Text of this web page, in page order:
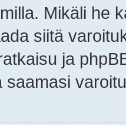
Mikäli he
siitä
ja
saamasi